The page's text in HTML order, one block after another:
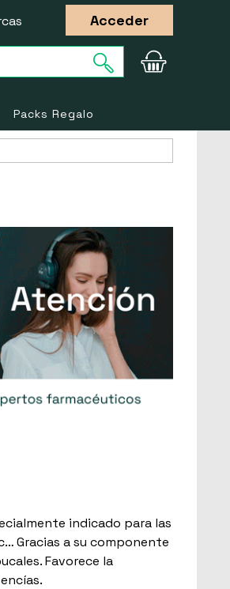
Acceder
Packs Regalo
indicado para las
Gracias a su componente
Favorece la